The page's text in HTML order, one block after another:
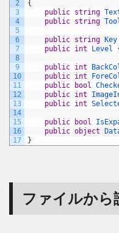
2
3
4
5
6
7
8
9
10
11
12
13
14
15
16
17
{
public string
public string
public string Key
public int Level
public int
public int
public
bool
public int
public int
public bool
public object
}
ファイルから